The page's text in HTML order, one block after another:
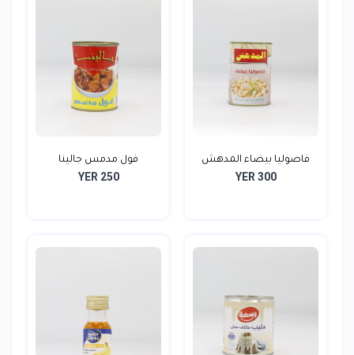
فاصوليا بيضاء المدهش
YER 300
فول مدمس جالينا
YER 250